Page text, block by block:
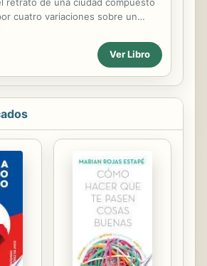
retrato de una ciudad compuesto
cuatro variaciones sobre un
accidentalmente, entiende por fin la
vida de otra. La paternidad, la
la muerte, la incapacidad
comunicar los propios
la irrupción súbita del
la fascinación por el otro, la
del deseo, el miedo a la
felicidad, los temas centrales que
temblar las vidas de los
de estas excelentes
son, en realidad, los temas
cualquier vida, magistralmente
elaborados por un autor de quien
Ver Libro